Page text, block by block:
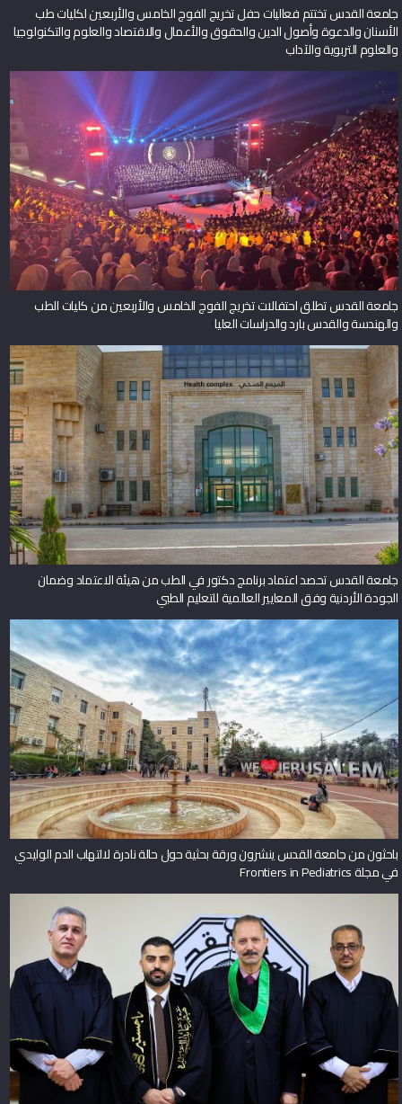
جامعة القدس تختتم فعاليات حفل تخريج الفوج الخامس والأربعين لكليات طب
الأسنان والدعوة وأصول الدين والحقوق والأعمال والاقتصاد والعلوم والتكنولوجيا
والعلوم التربوية والآداب
جامعة القدس تطلق احتفالات تخريج الفوج الخامس والأربعين من كليات الطب
والهندسة والقدس بارد والدراسات العليا
جامعة القدس تحصد اعتماد برنامج دكتور في الطب من هيئة الاعتماد وضمان
الجودة الأردنية وفق المعايير العالمية للتعليم الطبي
باحثون من جامعة القدس ينشرون ورقة بحثية حول حالة نادرة لالتهاب الدم الوليدي
في مجلة Frontiers in Pediatrics